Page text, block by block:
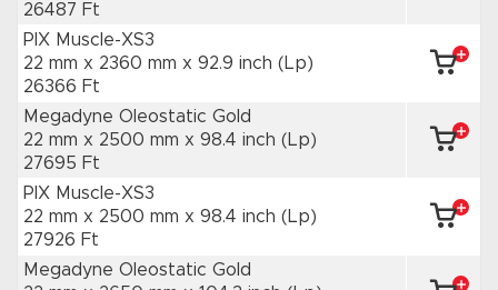
26487 Ft
PIX Muscle-XS3
22 mm x 2360 mm x 92.9 inch (Lp)
26366 Ft
Megadyne Oleostatic Gold
22 mm x 2500 mm x 98.4 inch (Lp)
27695 Ft
PIX Muscle-XS3
22 mm x 2500 mm x 98.4 inch (Lp)
27926 Ft
Megadyne Oleostatic Gold